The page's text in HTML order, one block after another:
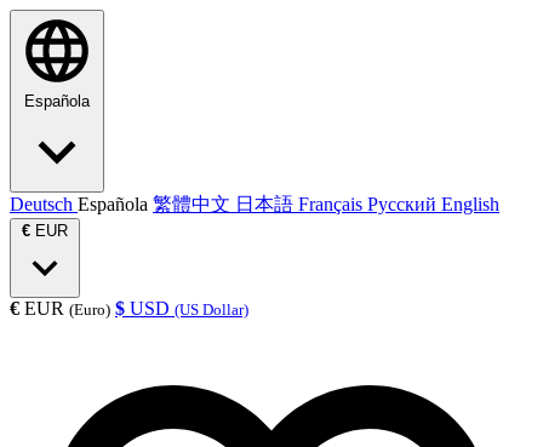
Española
Deutsch Española 繁體中文 日本語 Français Русский English
€ EUR
€ EUR (Euro) $ USD (US Dollar)